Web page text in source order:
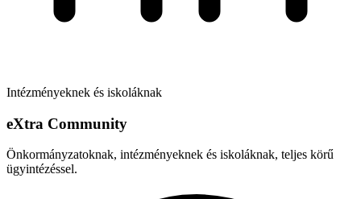
Intézményeknek és iskoláknak
eXtra Community
Önkormányzatoknak, intézményeknek és iskoláknak, teljes körű
ügyintézéssel.